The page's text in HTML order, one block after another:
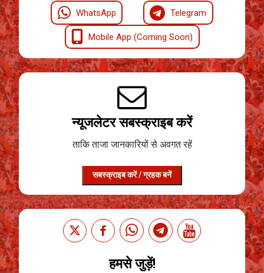
WhatsApp Telegram
Mobile App (Coming Soon)
न्यूजलेटर सबस्क्राइब करें
ताकि ताजा जानकारियों से अवगत रहें
सबस्क्राइब करें / ग्रहक बनें
हमसे जुड़ें!